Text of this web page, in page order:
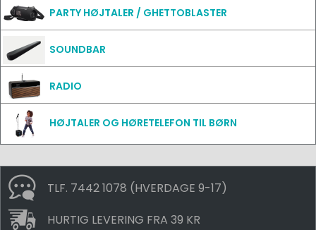
PARTY HØJTALER / GHETTOBLASTER
SOUNDBAR
RADIO
HØJTALER OG HØRETELEFON TIL BØRN
TLF. 7442 1078 (HVERDAGE 9-17)
HURTIG LEVERING FRA 39 KR